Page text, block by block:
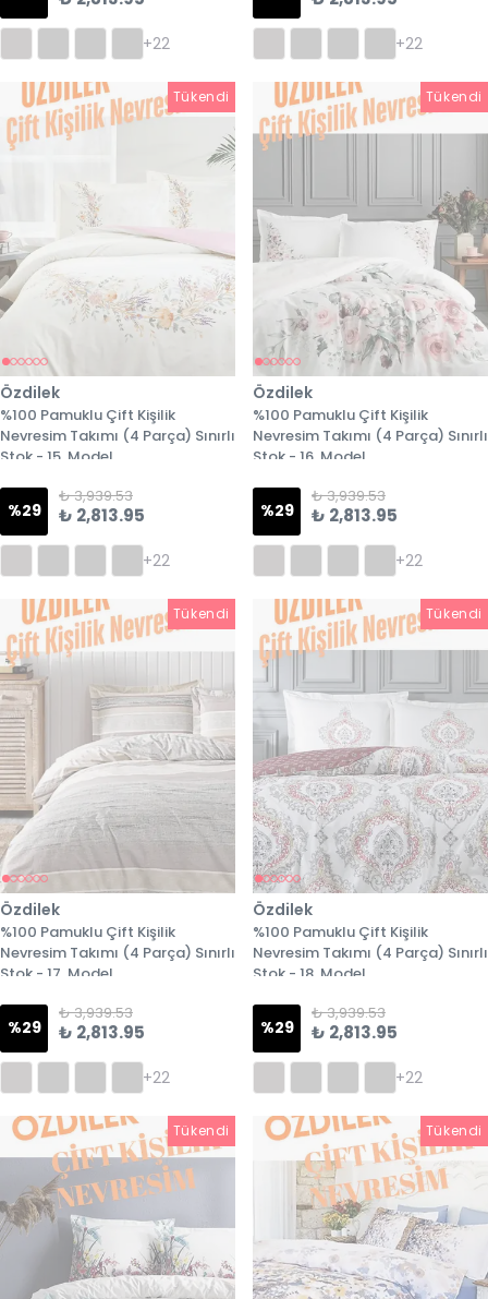
+22 +22
Tükendi Tükendi
Özdilek
%100 Pamuklu Çift Kişilik
Nevresim Takımı (4 Parça) Sınırlı
Stok - 15. Model
%29
₺ 3,939.53
₺ 2,813.95
+22
Tükendi
Özdilek
%100 Pamuklu Çift Kişilik
Nevresim Takımı (4 Parça) Sınırlı
Stok - 16. Model
%29
₺ 3,939.53
₺ 2,813.95
+22
Tükendi Tükendi
Özdilek
%100 Pamuklu Çift Kişilik
Nevresim Takımı (4 Parça) Sınırlı
Stok - 17. Model
%29
₺ 3,939.53
₺ 2,813.95
+22
Tükendi
Özdilek
%100 Pamuklu Çift Kişilik
Nevresim Takımı (4 Parça) Sınırlı
Stok - 18. Model
%29
₺ 3,939.53
₺ 2,813.95
+22
Tükendi Tükendi
Tükendi